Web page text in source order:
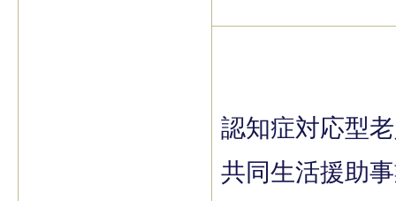
認知症対応型
共同生活援助